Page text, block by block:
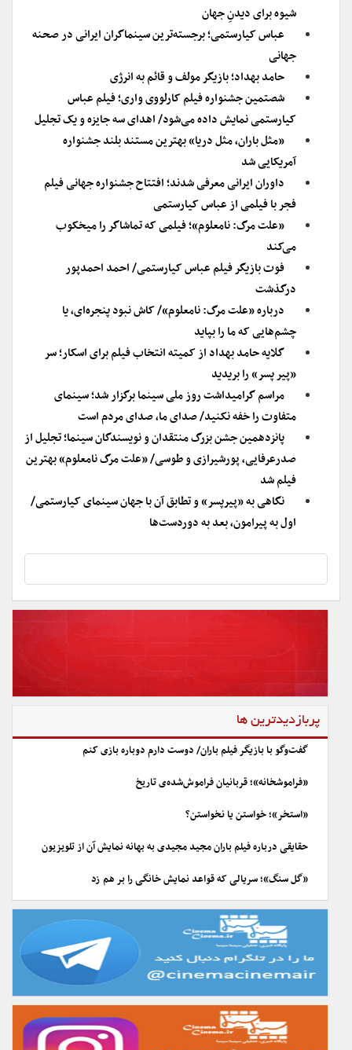
شیوه برای دیدنِ جهان
عباس کیارستمی؛ برجسته‌ترین سینماگران ایرانی در صحنه
جهانی
حامد بهداد؛ بازیگر مولف و قائم به انرژی
شصتمین جشنواره فیلم کارلووی واری؛ فیلم عباس
کیارستمی نمایش داده می‌شود/ اهدای سه جایزه و یک تجلیل
«مثل باران، مثل دریا» بهترین مستند بلند جشنواره
آمریکایی شد
داوران ایرانی معرفی شدند؛ افتتاح جشنواره جهانی فیلم
فجر با فیلمی از عباس کیارستمی
«علت مرگ: نامعلوم»؛ فیلمی که تماشاگر را میخکوب
می‌کند
فوت بازیگر فیلم عباس کیارستمی/ احمد احمدپور
درگذشت
درباره «علت مرگ: نامعلوم»/ کاش نبود پنجره‌ای، یا
چشم‌هایی که ما را بپاید
گلایه حامد بهداد از کمیته انتخاب فیلم برای اسکار؛ سر
«پیر پسر» را بریدید
مراسم گرامیداشت روز ملی سینما برگزار شد؛ سینمای
متفاوت را خفه نکنید/ صدای ما، صدای مردم است
پانزدهمین جشن بزرگ منتقدان و نویسندگان سینما؛ تجلیل از
صدرعرفایی، پورشیرازی و طوسی/ «علت مرگ‌ نامعلوم» بهترین
فیلم شد
نگاهی به «پیرپسر» و تطابق آن با جهان سینمای کیارستمی/
اول به پیرامون، بعد به دوردست‌ها
پربازدیدترین ها
گفت‌وگو با بازیگر فیلم باران/ دوست دارم دوباره بازی کنم
«فراموشخانه»؛ قربانیان فراموش‌شده‌ی تاریخ
«استخر»؛ خواستن یا نخواستن؟
حقایقی درباره فیلم باران مجید مجیدی به بهانه نمایش آن از تلویزیون
«گل سنگ»؛ سریالی که قواعد نمایش خانگی را بر هم زد